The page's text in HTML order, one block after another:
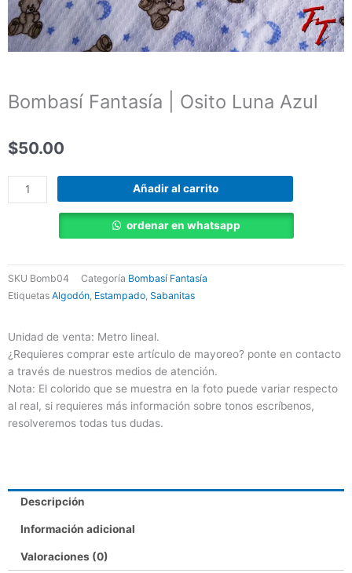
Bombasí Fantasía | Osito Luna Azul
$50.00
Bombasí
Fantasía
Añadir al carrito
ordenar en whatsapp
SKU Bomb04 Categoría Bombasí Fantasía
Etiquetas Algodón, Estampado, Sabanitas
Unidad de venta: Metro lineal.
¿Requieres comprar este artículo de mayoreo? ponte en contacto
a través de nuestros medios de atención.
Nota: El colorido que se muestra en la foto puede variar respecto
al real, si requieres más información sobre tonos escríbenos,
resolveremos todas tus dudas.
Descripción
Información adicional
Valoraciones (0)